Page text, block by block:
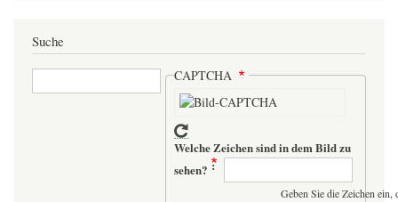
Suche
Suche CAPTCHA
Welche Zeichen sind in dem Bild zu
sehen?
Geben Sie die Zeichen